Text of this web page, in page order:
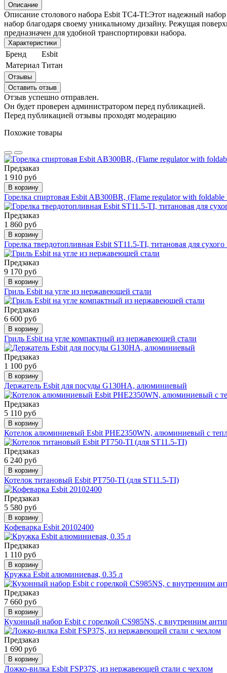
Описание
Описание столового набора Esbit TC4-TI:Этот надежный
набор благодаря своему уникальному дизайну. Режущая
предназначен для удобной транспортировки набора.
Характеристики
Бренд
Esbit
Материал Титан
Отзывы
Оставить отзыв
Отзыв успешно отправлен.
Он будет проверен администратором перед публикацией.
Перед публикацией отзывы проходят модерацию
Похожие товары
Предзаказ
1 910 руб
В корзину
Горелка спиртовая Esbit AB300BR, (Flame regulator with foldable
Предзаказ
1 860 руб
В корзину
Горелка твердотопливная Esbit ST11.5-TI, титановая для
Предзаказ
9 170 руб
В корзину
Гриль Esbit на угле из нержавеющей стали
Предзаказ
6 600 руб
В корзину
Гриль Esbit на угле компактный из нержавеющей стали
Предзаказ
1 100 руб
В корзину
Держатель Esbit для посуды G130HA, алюминиевый
Предзаказ
5 110 руб
В корзину
Котелок алюминиевый Esbit PHE2350WN, алюминиевый с
Предзаказ
6 240 руб
В корзину
Котелок титановый Esbit PT750-TI (для ST11.5-TI)
Предзаказ
5 580 руб
В корзину
Кофеварка Esbit 20102400
Предзаказ
1 110 руб
В корзину
Кружка Esbit алюминиевая, 0.35 л
Предзаказ
7 660 руб
В корзину
Кухонный набор Esbit с горелкой CS985NS, с внутренним
Предзаказ
1 690 руб
В корзину
Ложко-вилка Esbit FSP37S, из нержавеющей стали с чехлом